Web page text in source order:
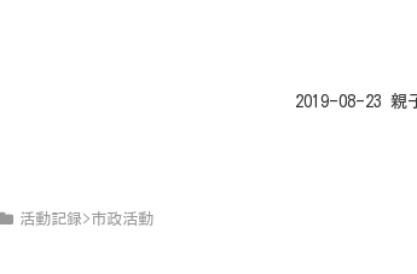
2019-08-23 親
活動記録>市政活動